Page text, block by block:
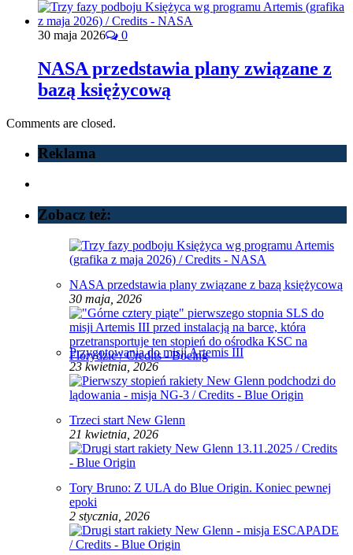
30 maja 2026 0
NASA przedstawia plany związane z
bazą księżycową
Comments are closed.
Reklama
Zobacz też:
NASA przedstawia plany związane z bazą księżycową
30 maja, 2026
Przygotowania do misji Artemis III
23 kwietnia, 2026
Trzeci start New Glenn
21 kwietnia, 2026
Tory Bruno: Z ULA do Blue Origin. Koniec pewnej
epoki
2 stycznia, 2026